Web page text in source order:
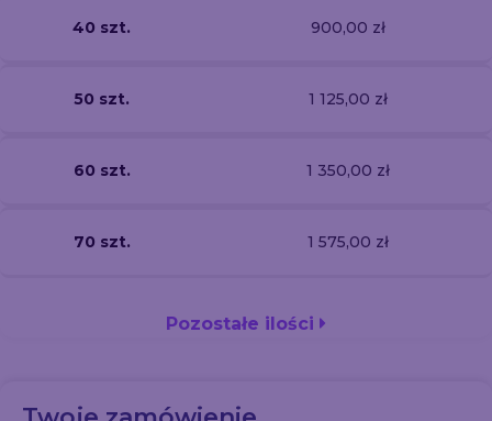
40 szt. 900,00 zł
50 szt. 1 125,00 zł
60 szt. 1 350,00 zł
70 szt. 1 575,00 zł
Pozostałe ilości